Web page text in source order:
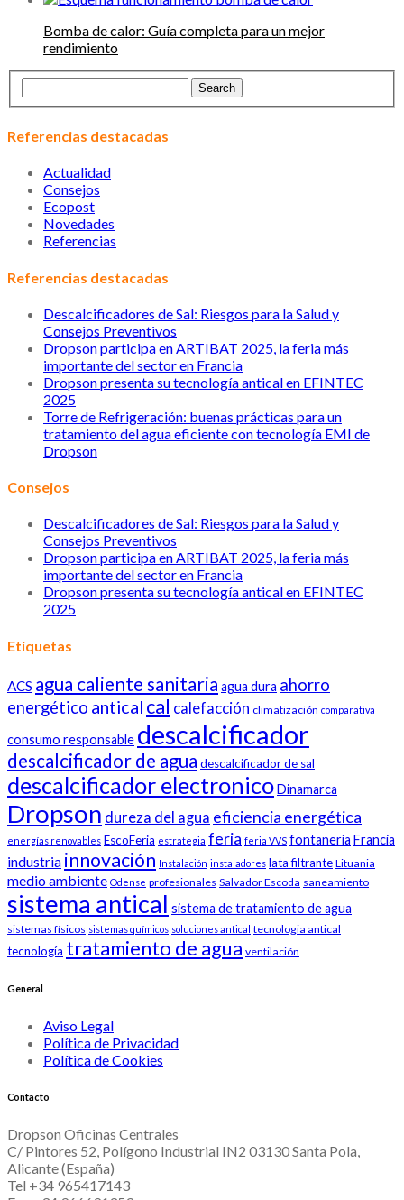
Bomba de calor: Guía completa para un mejor
rendimiento
Referencias destacadas
Actualidad
Consejos
Ecopost
Novedades
Referencias
Referencias destacadas
Descalcificadores de Sal: Riesgos para la Salud y
Consejos Preventivos
Dropson participa en ARTIBAT 2025, la feria más
importante del sector en Francia
Dropson presenta su tecnología antical en EFINTEC
2025
Torre de Refrigeración: buenas prácticas para un
tratamiento del agua eficiente con tecnología EMI de
Dropson
Consejos
Descalcificadores de Sal: Riesgos para la Salud y
Consejos Preventivos
Dropson participa en ARTIBAT 2025, la feria más
importante del sector en Francia
Dropson presenta su tecnología antical en EFINTEC
2025
Etiquetas
ACS agua caliente sanitaria agua dura ahorro
energético antical cal calefacción climatización comparativa
consumo responsable descalcificador
descalcificador de agua descalcificador de sal
descalcificador electronicoDinamarca
Dropson dureza del agua eficiencia energética
energías renovables EscoFeria estrategia feria feria VVS fontanería Francia
industria innovación Instalación instaladores lata filtrante Lituania
medio ambiente Odense profesionales Salvador Escoda saneamiento
sistema antical sistema de tratamiento de agua
sistemas físicos sistemas químicos soluciones antical tecnologia antical
tecnología tratamiento de agua ventilación
General
Aviso Legal
Política de Privacidad
Política de Cookies
Contacto
Dropson Oficinas Centrales
C/ Pintores 52, Polígono Industrial IN2 03130 Santa Pola,
Alicante (España)
Tel +34 965417143